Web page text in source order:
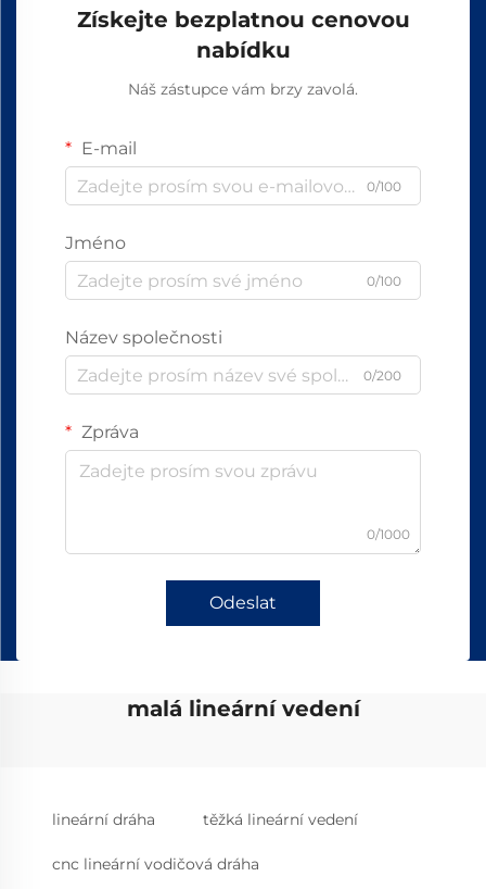
Získejte bezplatnou cenovou
nabídku
Náš zástupce vám brzy zavolá.
E-mail
0/100
Jméno
0/100
Název společnosti
0/200
Zpráva
0/1000
Odeslat
malá lineární vedení
lineární dráha těžká lineární vedení
cnc lineární vodičová dráha